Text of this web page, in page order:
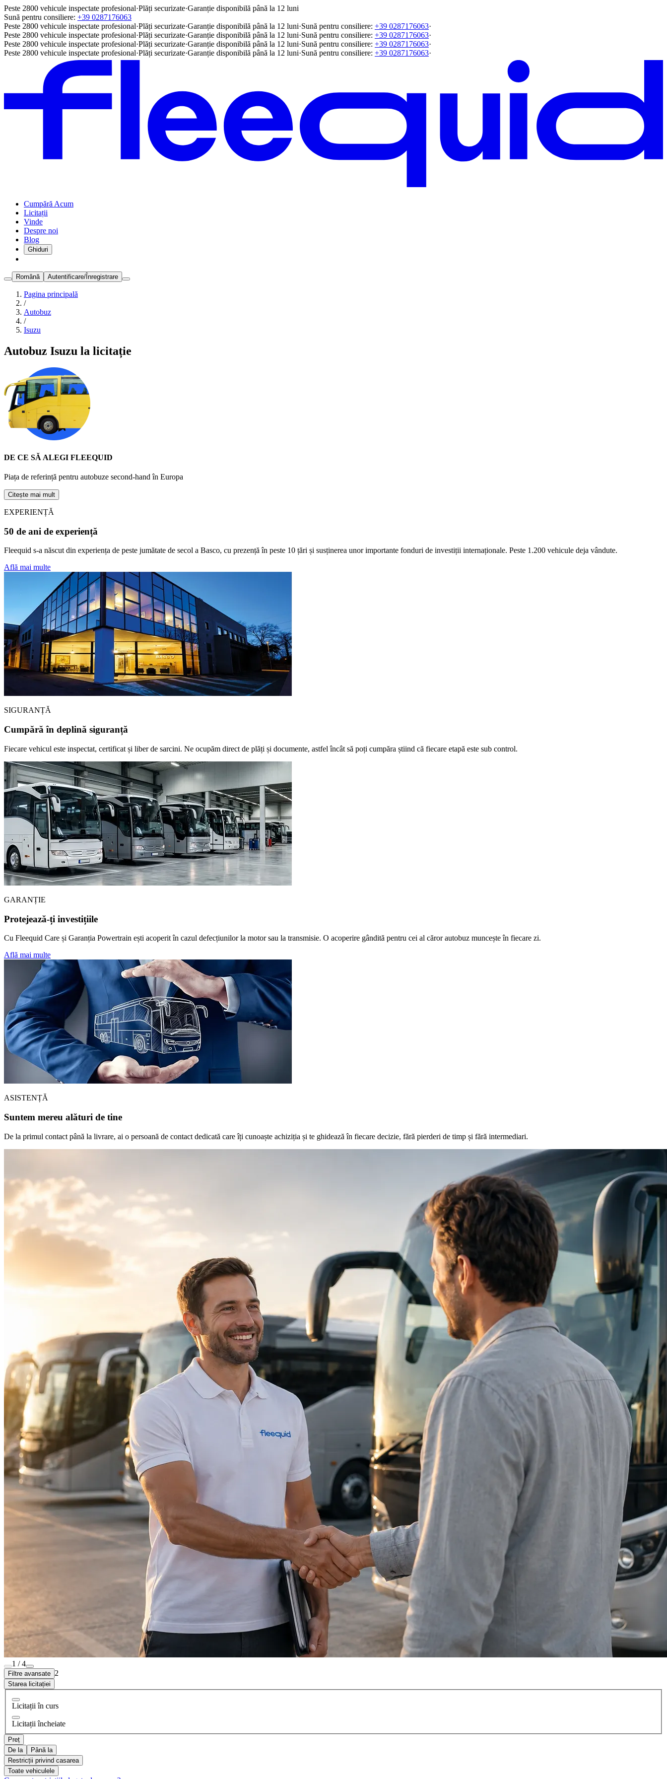
Peste 2800 vehicule inspectate profesional·Plăți securizate·Garanție disponibilă până la 12 luni
Sună pentru consiliere: +39 0287176063
Peste 2800 vehicule inspectate profesional·Plăți securizate·Garanție disponibilă până la 12 luni·Sună pentru consiliere: +39 0287176063·
Peste 2800 vehicule inspectate profesional·Plăți securizate·Garanție disponibilă până la 12 luni·Sună pentru consiliere: +39 0287176063·
Peste 2800 vehicule inspectate profesional·Plăți securizate·Garanție disponibilă până la 12 luni·Sună pentru consiliere: +39 0287176063·
Peste 2800 vehicule inspectate profesional·Plăți securizate·Garanție disponibilă până la 12 luni·Sună pentru consiliere: +39 0287176063·
Cumpără Acum
Licitații
Vinde
Despre noi
Blog
Ghiduri
Română Autentificare/Înregistrare
Pagina principală
/
Autobuz
/
Isuzu
Autobuz Isuzu la licitație
DE CE SĂ ALEGI FLEEQUID
Piața de referință pentru autobuze second-hand în Europa
Citește mai mult
EXPERIENȚĂ
50 de ani de experiență
Fleequid s-a născut din experiența de peste jumătate de secol a Basco, cu prezență în peste 10 țări și susținerea unor importante fonduri de investiții internaționale. Peste 1.200 vehicule deja vândute.
Află mai multe
SIGURANȚĂ
Cumpără în deplină siguranță
Fiecare vehicul este inspectat, certificat și liber de sarcini. Ne ocupăm direct de plăți și documente, astfel încât să poți cumpăra știind că fiecare etapă este sub control.
GARANȚIE
Protejează-ți investițiile
Cu Fleequid Care și Garanția Powertrain ești acoperit în cazul defecțiunilor la motor sau la transmisie. O acoperire gândită pentru cei al căror autobuz muncește în fiecare zi.
Află mai multe
ASISTENȚĂ
Suntem mereu alături de tine
De la primul contact până la livrare, ai o persoană de contact dedicată care îți cunoaște achiziția și te ghidează în fiecare decizie, fără pierderi de timp și fără intermediari.
1 / 4
Filtre avansate 2
Starea licitației
Licitații în curs
Licitații încheiate
Preț
De la
Până la
Restricții privind casarea
Toate vehiculele